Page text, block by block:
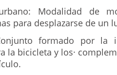
Modalidad de
para desplazarse de un
formado por la
la bicicleta y los·